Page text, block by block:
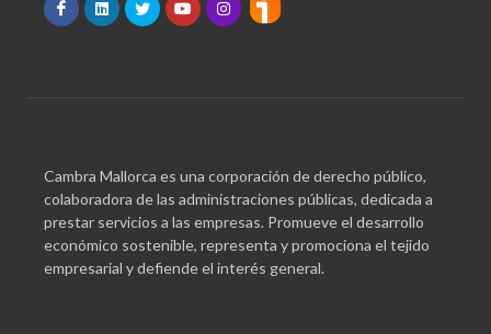
Cambra Mallorca es una corporación de derecho público,
colaboradora de las administraciones públicas, dedicada a
prestar servicios a las empresas. Promueve el desarrollo
económico sostenible, representa y promociona el tejido
empresarial y defiende el interés general.